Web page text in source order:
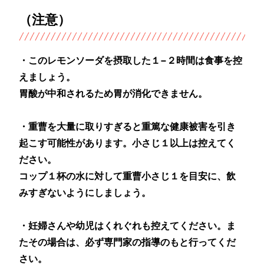
（注意）
・このレモンソーダを摂取した１−２時間は食事を控
えましょう。
胃酸が中和されるため胃が消化できません。
・重曹を大量に取りすぎると重篤な健康被害を引き
起こす可能性があります。小さじ１以上は控えてく
ださい。
コップ１杯の水に対して重曹小さじ１を目安に、飲
みすぎないようにしましょう。
・妊婦さんや幼児はくれぐれも控えてください。ま
たその場合は、必ず専門家の指導のもと行ってくだ
さい。